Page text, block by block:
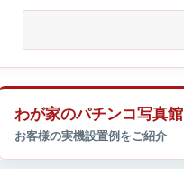
わが家のパチンコ写真館